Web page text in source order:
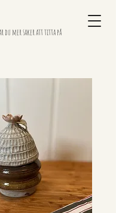
du mer saker att titta på